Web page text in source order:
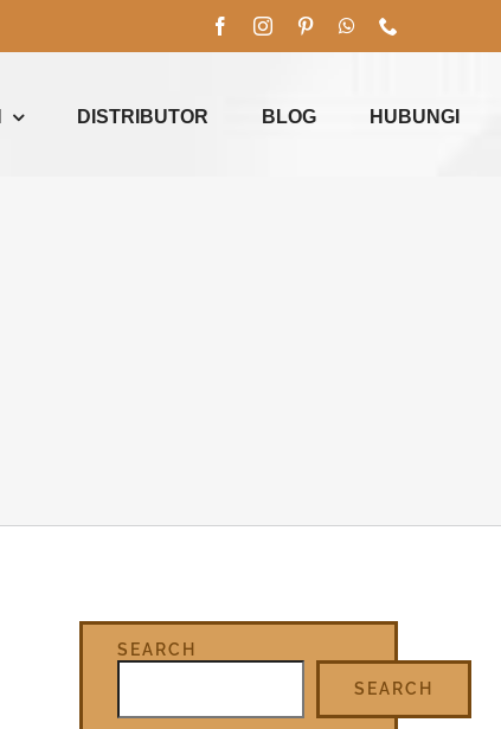
DISTRIBUTOR BLOG HUBUNGI
SEARCH
SEARCH